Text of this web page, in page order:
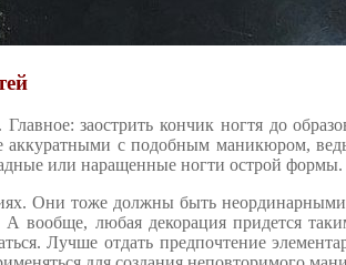
Главное: заострить кончик ногтя до
аккуратными с подобным маникюром,
или наращенные ногти острой формы.
Они тоже должны быть
А вообще, любая декорация придется
Лучше отдать предпочтение